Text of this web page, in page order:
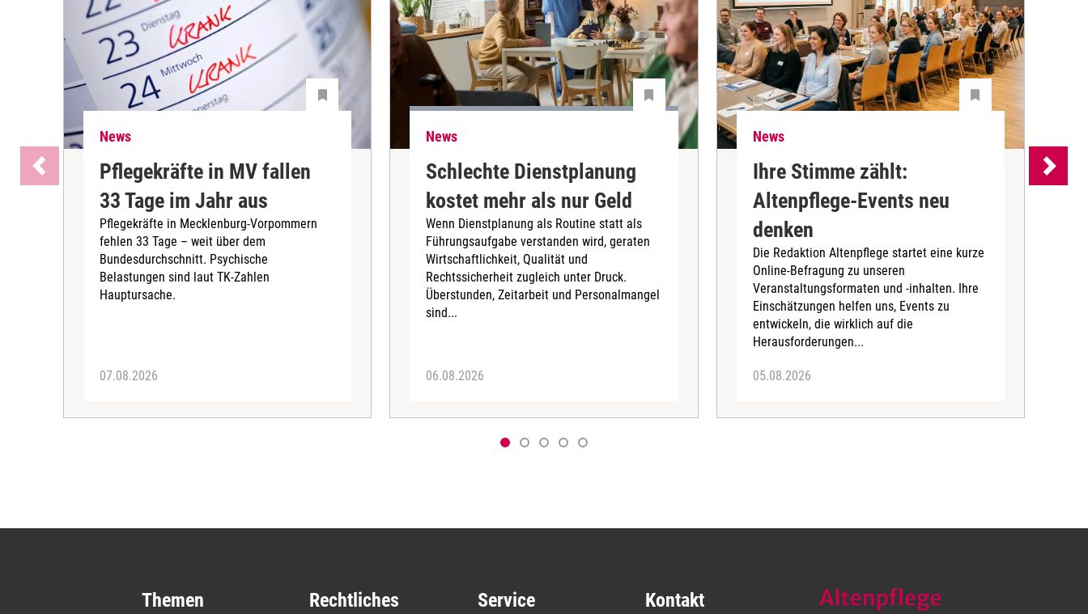
News
Pflegekräfte in MV fallen
33 Tage im Jahr aus
Pflegekräfte in Mecklenburg-Vorpommern
fehlen 33 Tage – weit über dem
Bundesdurchschnitt. Psychische
Belastungen sind laut TK-Zahlen
Hauptursache.
07.08.2026
News
Schlechte Dienstplanung
kostet mehr als nur Geld
Wenn Dienstplanung als Routine statt als
Führungsaufgabe verstanden wird, geraten
Wirtschaftlichkeit, Qualität und
Rechtssicherheit zugleich unter Druck.
Überstunden, Zeitarbeit und Personalmangel
sind...
06.08.2026
News
Ihre Stimme zählt:
Altenpflege-Events neu
denken
Die Redaktion Altenpflege startet eine kurze
Online-Befragung zu unseren
Veranstaltungsformaten und -inhalten. Ihre
Einschätzungen helfen uns, Events zu
entwickeln, die wirklich auf die
Herausforderungen...
05.08.2026
Themen Rechtliches Service Kontakt